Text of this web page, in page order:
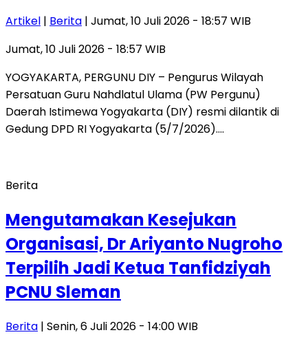
Artikel | Berita | Jumat, 10 Juli 2026 - 18:57 WIB
Jumat, 10 Juli 2026 - 18:57 WIB
YOGYAKARTA, PERGUNU DIY – Pengurus Wilayah
Persatuan Guru Nahdlatul Ulama (PW Pergunu)
Daerah Istimewa Yogyakarta (DIY) resmi dilantik di
Gedung DPD RI Yogyakarta (5/7/2026)….
Berita
Mengutamakan Kesejukan
Organisasi, Dr Ariyanto Nugroho
Terpilih Jadi Ketua Tanfidziyah
PCNU Sleman
Berita | Senin, 6 Juli 2026 - 14:00 WIB